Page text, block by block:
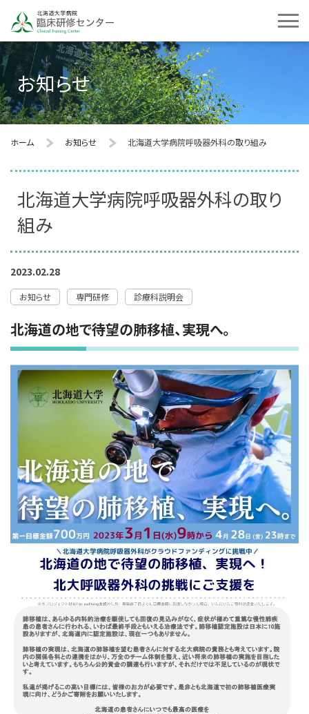
お知らせ
ホーム お知らせ 北海道大学病院呼吸器外科の取り組み
北海道大学病院呼吸器外科の取り
組み
2023.02.28
お知らせ 専門研修 診療科説明会
北海道の地で待望の肺移植、実現へ。